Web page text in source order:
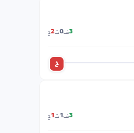
3ف0ت2خ
خ
3ف 1ت 1خ